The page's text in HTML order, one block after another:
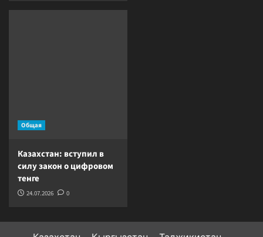
Общая
Казахстан: вступил в
силу закон о цифровом
тенге
24.07.2026 0